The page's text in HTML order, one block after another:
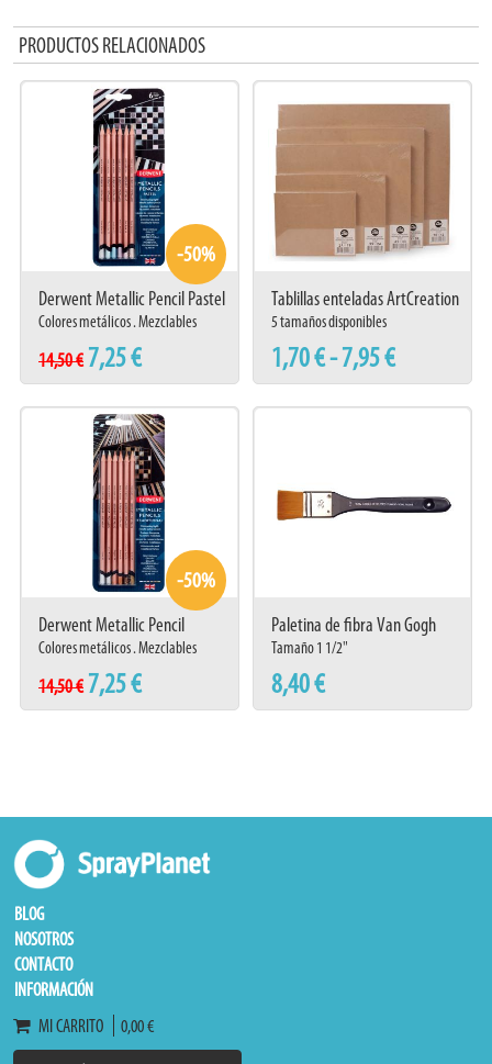
PRODUCTOS RELACIONADOS
-50%
Derwent Metallic Pencil Pastel
Set 6
Colores metálicos . Mezclables
14,50 € 7,25 €
Tablillas enteladas ArtCreation
imprimación
5 tamaños disponibles
1,70 € - 7,95 €
-50%
Derwent Metallic Pencil
Traditional Set 6
Colores metálicos . Mezclables
14,50 € 7,25 €
Paletina de fibra Van Gogh
Serie 370 Nº35
Tamaño 1 1/2"
8,40 €
BLOG
NOSOTROS
CONTACTO
INFORMACIÓN
MI CARRITO
0,00 €